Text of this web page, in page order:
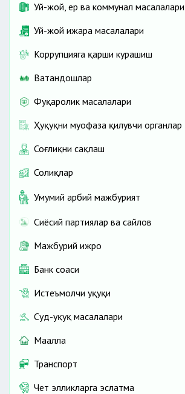
Уй-жой, ер ва коммунал масалалари
Уй-жой ижара масалалари
Коррупцияга қарши курашиш
Ватандошлар
Фуқаролик масалалари
Ҳуқуқни муҳофаза қилувчи органлар
Соғлиқни сақлаш
Солиқлар
Умумий ҳарбий мажбурият
Сиёсий партиялар ва сайлов
Мажбурий ижро
Банк соҳаси
Истеъмолчи ҳуқуқи
Суд-ҳуқуқ масалалари
Маҳалла
Транспорт
Чет элликларга эслатма